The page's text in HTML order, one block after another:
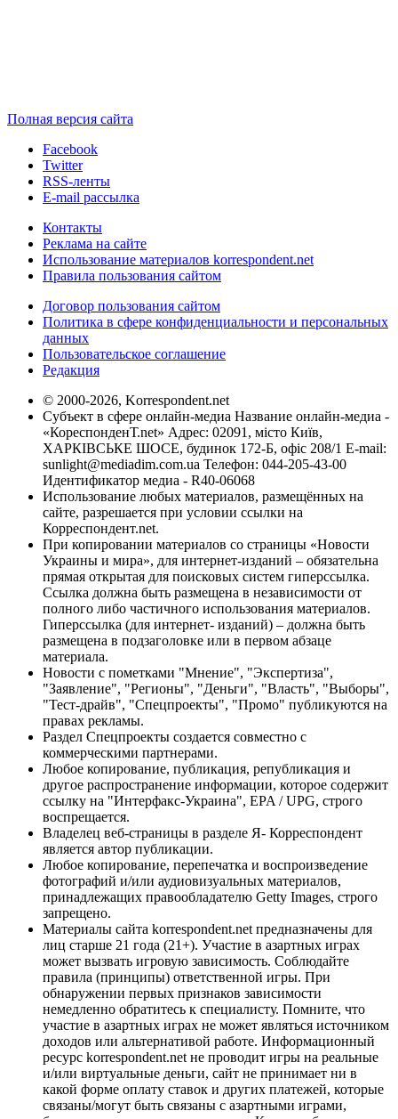
Полная версия сайта
Facebook
Twitter
RSS-ленты
E-mail рассылка
Контакты
Реклама на сайте
Использование материалов korrespondent.net
Правила пользования сайтом
Договор пользования сайтом
Политика в сфере конфиденциальности и персональных
данных
Пользовательское соглашение
Редакция
© 2000-2026, Korrespondent.net
Субъект в сфере онлайн-медиа Название онлайн-медиа -
«КореспонденТ.net» Адрес: 02091, місто Київ,
ХАРКІВСЬКЕ ШОСЕ, будинок 172-Б, офіс 208/1 E-mail:
sunlight@mediadim.com.ua Телефон: 044-205-43-00
Идентификатор медиа - R40-06068
Использование любых материалов, размещённых на
сайте, разрешается при условии ссылки на
Корреспондент.net.
При копировании материалов со страницы «Новости
Украины и мира», для интернет-изданий – обязательна
прямая открытая для поисковых систем гиперссылка.
Ссылка должна быть размещена в независимости от
полного либо частичного использования материалов.
Гиперссылка (для интернет- изданий) – должна быть
размещена в подзаголовке или в первом абзаце
материала.
Новости с пометками "Мнение", "Экспертиза",
"Заявление", "Регионы", "Деньги", "Власть", "Выборы",
"Тест-драйв", "Спецпроекты", "Промо" публикуются на
правах рекламы.
Раздел Спецпроекты создается совместно с
коммерческими партнерами.
Любое копирование, публикация, републикация и
другое распространение информации, которое содержит
ссылку на "Интерфакс-Украина", EPA / UPG, строго
воспрещается.
Владелец веб-страницы в разделе Я- Корреспондент
является автор публикации.
Любое копирование, перепечатка и воспроизведение
фотографий и/или аудиовизуальных материалов,
принадлежащих правообладателю Getty Images, строго
запрещено.
Материалы сайта korrespondent.net предназначены для
лиц старше 21 года (21+). Участие в азартных играх
может вызвать игровую зависимость. Соблюдайте
правила (принципы) ответственной игры. При
обнаружении первых признаков зависимости
немедленно обратитесь к специалисту. Помните, что
участие в азартных играх не может являться источником
доходов или альтернативой работе. Информационный
ресурс korrespondent.net не проводит игры на реальные
и/или виртуальные деньги, сайт не принимает ни в
какой форме оплату ставок и других платежей, которые
связаны/могут быть связаны с азартными играми,